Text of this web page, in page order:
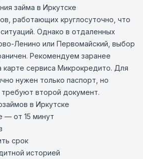
займа в Иркутске
работающих круглосуточно, что
Однако в отдаленных
Ленино или Первомайский, выбор
Рекомендуем заранее
карте сервиса Микрокредито. Для
нужен только паспорт, но
второй документ.
в Иркутске
— от 15 минут
срок
историей